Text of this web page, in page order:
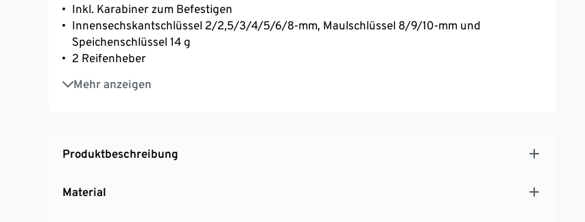
Inkl. Karabiner zum Befestigen
Innensechskantschlüssel 2/2,5/3/4/5/6/8-mm, Maulschlüssel 8/9/10-mm und
Speichenschlüssel 14 g
2 Reifenheber
Mehr anzeigen
Kreuzschlitz- und Schlitzschraubendreher
Flaschenöffner
Produktbeschreibung
Material